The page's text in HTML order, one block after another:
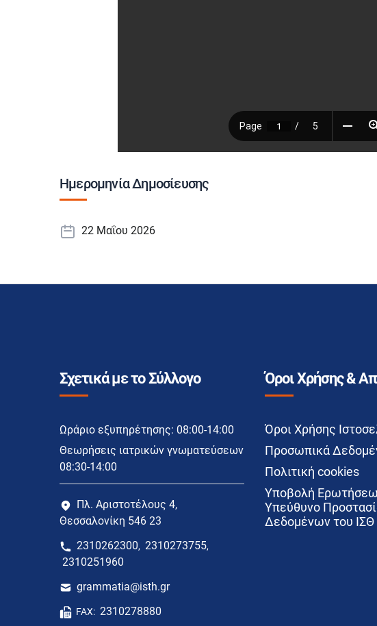
Ημερομηνία Δημοσίευσης
22 Μαΐου 2026
Σχετικά με το Σύλλογο
Ωράριο εξυπηρέτησης: 08:00-14:00
Θεωρήσεις ιατρικών γνωματεύσεων
08:30-14:00
Πλ. Αριστοτέλους 4,
Θεσσαλονίκη 546 23
2310262300, 2310273755,
2310251960
grammatia@isth.gr
FAX: 2310278880
Όροι Χρήσης &
Όροι Χρήσης
Προσωπικά
Πολιτική cookies
Υποβολή
Υπεύθυνο
Δεδομένων του ΙΣΘ